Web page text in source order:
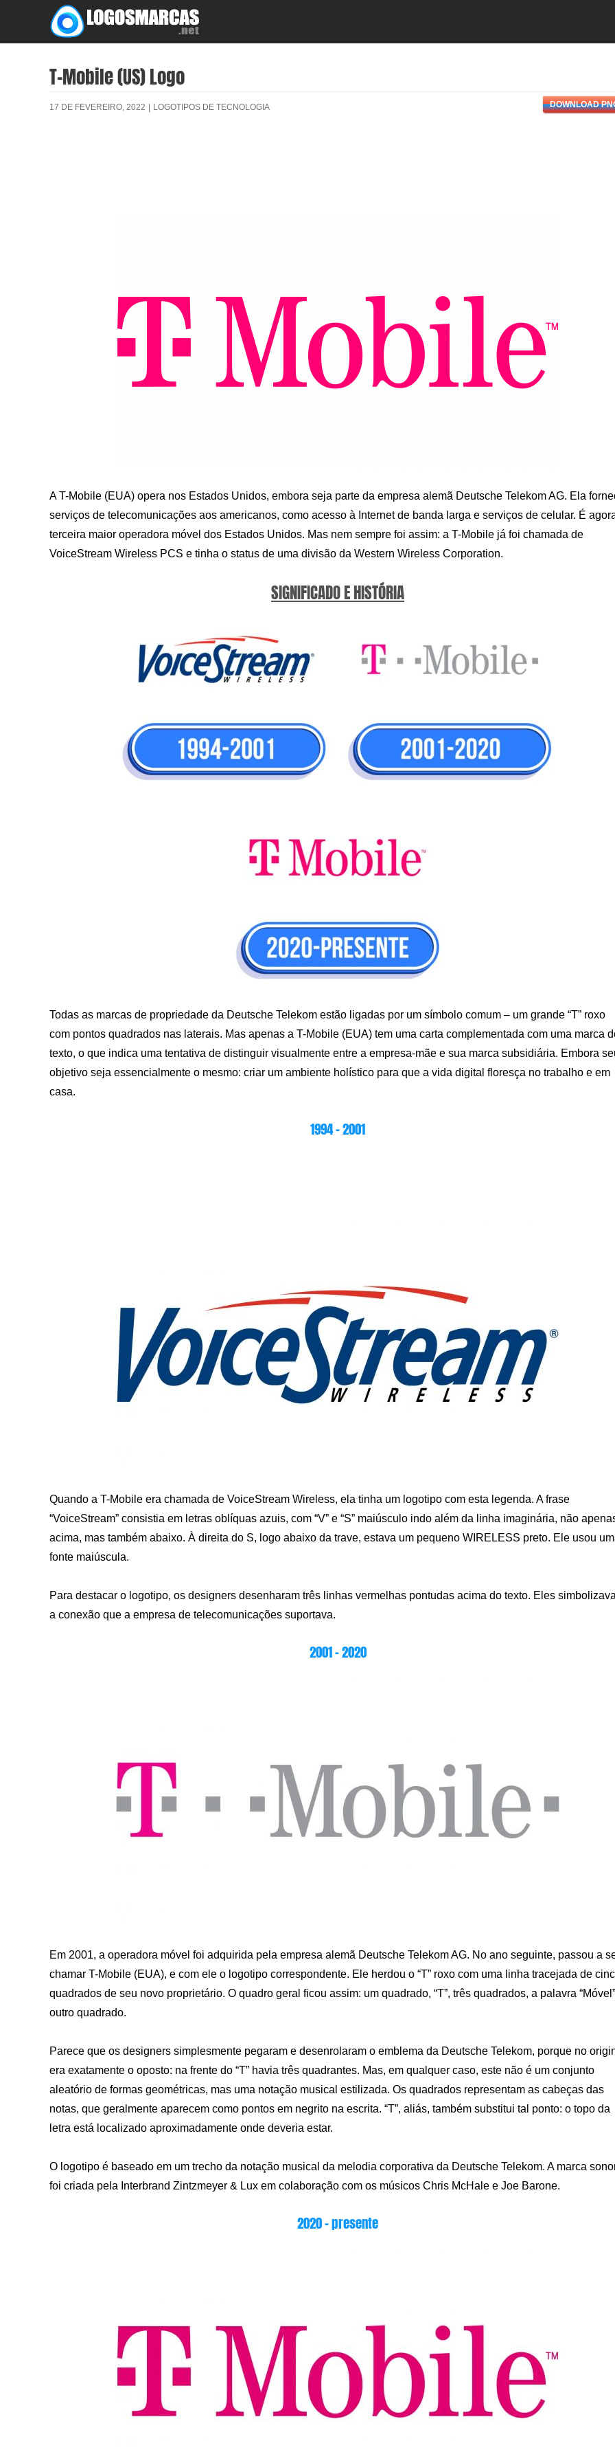
content
T-Mobile (US) Logo
17 DE FEVEREIRO, 2022 | LOGOTIPOS DE TECNOLOGIA DOWNLOAD
A T-Mobile (EUA) opera nos Estados Unidos, embora seja parte da empresa alemã Deutsche Telekom AG. Ela
serviços de telecomunicações aos americanos, como acesso à Internet de banda larga e serviços de celular. É
terceira maior operadora móvel dos Estados Unidos. Mas nem sempre foi assim: a T-Mobile já foi chamada de
VoiceStream Wireless PCS e tinha o status de uma divisão da Western Wireless Corporation.
SIGNIFICADO E HISTÓRIA
Todas as marcas de propriedade da Deutsche Telekom estão ligadas por um símbolo comum – um grande “T” roxo
com pontos quadrados nas laterais. Mas apenas a T-Mobile (EUA) tem uma carta complementada com uma marca
texto, o que indica uma tentativa de distinguir visualmente entre a empresa-mãe e sua marca subsidiária. Embora
objetivo seja essencialmente o mesmo: criar um ambiente holístico para que a vida digital floresça no trabalho e em
casa.
1994 – 2001
Quando a T-Mobile era chamada de VoiceStream Wireless, ela tinha um logotipo com esta legenda. A frase
“VoiceStream” consistia em letras oblíquas azuis, com “V” e “S” maiúsculo indo além da linha imaginária, não
acima, mas também abaixo. À direita do S, logo abaixo da trave, estava um pequeno WIRELESS preto. Ele usou
fonte maiúscula.
Para destacar o logotipo, os designers desenharam três linhas vermelhas pontudas acima do texto. Eles
a conexão que a empresa de telecomunicações suportava.
2001 – 2020
Em 2001, a operadora móvel foi adquirida pela empresa alemã Deutsche Telekom AG. No ano seguinte, passou a
chamar T-Mobile (EUA), e com ele o logotipo correspondente. Ele herdou o “T” roxo com uma linha tracejada de
quadrados de seu novo proprietário. O quadro geral ficou assim: um quadrado, “T”, três quadrados, a palavra
outro quadrado.
Parece que os designers simplesmente pegaram e desenrolaram o emblema da Deutsche Telekom, porque no
era exatamente o oposto: na frente do “T” havia três quadrantes. Mas, em qualquer caso, este não é um conjunto
aleatório de formas geométricas, mas uma notação musical estilizada. Os quadrados representam as cabeças das
notas, que geralmente aparecem como pontos em negrito na escrita. “T”, aliás, também substitui tal ponto: o topo da
letra está localizado aproximadamente onde deveria estar.
O logotipo é baseado em um trecho da notação musical da melodia corporativa da Deutsche Telekom. A marca
foi criada pela Interbrand Zintzmeyer & Lux em colaboração com os músicos Chris McHale e Joe Barone.
2020 – presente